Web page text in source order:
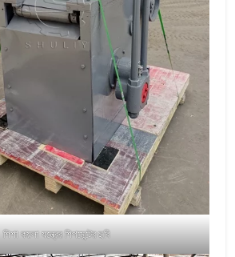
শিশা কয়লা যন্ত্রের শিপমেন্টের ছবি